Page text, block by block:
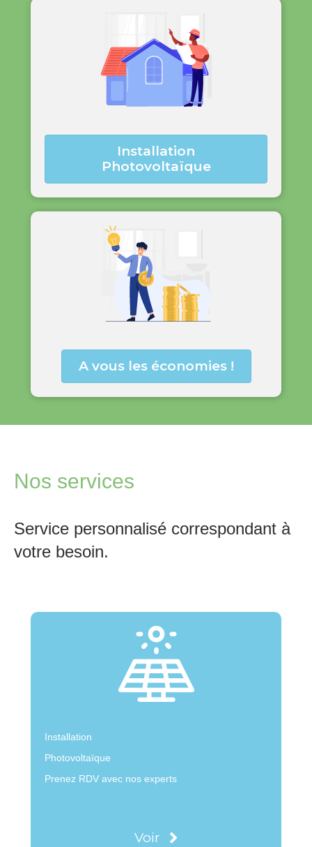
Installation
Photovoltaïque
A vous les économies !
Nos services
Service personnalisé correspondant à
votre besoin.
Installation
Photovoltaïque
Prenez RDV avec nos experts
Voir